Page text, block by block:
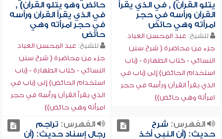
يتلو القرآن) , في الذي يقرأ
القرآن ورأسه في حجر
امرأته وهي حائض
للشيخ: عبد المحسن العباد
جزء من محاضرة ( شرح سنن
النسائي - كتاب الطهارة - (باب
استخدام الحائض) إلى (باب في
الذي يقرأ القرآن ورأسه في حجر
امرأته وهي حائض))
حائض وهو يتلو القرآن) ,
في الذي يقرأ القرآن ورأسه
في حجر امرأته وهي
حائض
للشيخ: عبد المحسن العباد
جزء من محاضرة ( شرح سنن
النسائي - كتاب الطهارة - (باب
استخدام الحائض) إلى (باب في
الذي يقرأ القرآن ورأسه في حجر
امرأته وهي حائض))
الفهرس: شرح
حديث: (أن النبي أخذ
الفهرس: تراجم
رجال إسناد حديث: (أن